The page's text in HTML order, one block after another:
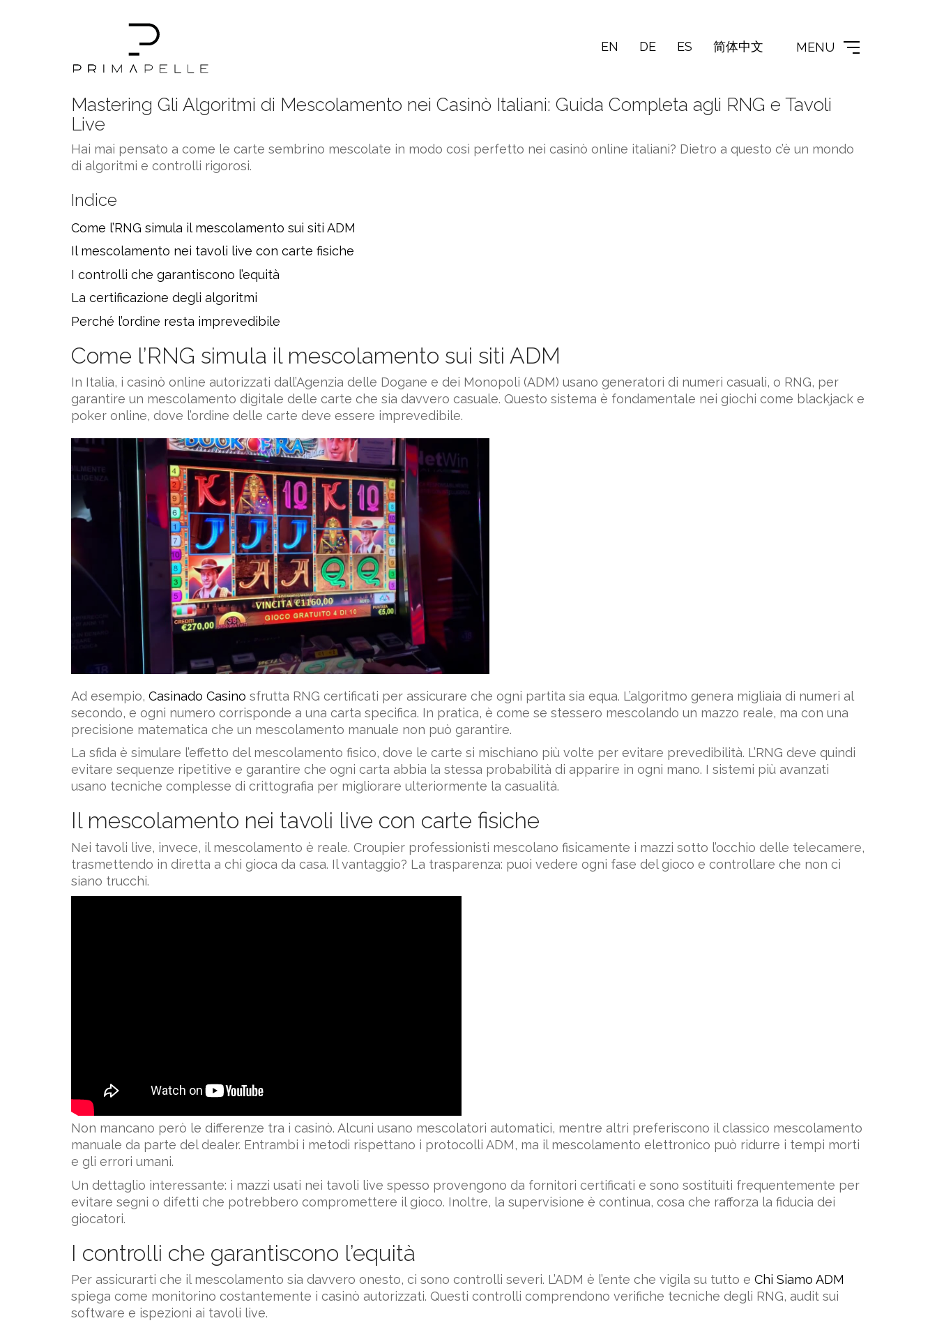
EN DE ES 简体中文 MENU
Mastering Gli Algoritmi di Mescolamento nei Casinò Italiani: Guida Completa agli RNG e Tavoli
Live
Hai mai pensato a come le carte sembrino mescolate in modo così perfetto nei casinò online italiani? Dietro a questo c’è un mondo
di algoritmi e controlli rigorosi.
Indice
Come l’RNG simula il mescolamento sui siti ADM
Il mescolamento nei tavoli live con carte fisiche
I controlli che garantiscono l’equità
La certificazione degli algoritmi
Perché l’ordine resta imprevedibile
Come l’RNG simula il mescolamento sui siti ADM
In Italia, i casinò online autorizzati dall’Agenzia delle Dogane e dei Monopoli (ADM) usano generatori di numeri casuali, o RNG, per
garantire un mescolamento digitale delle carte che sia davvero casuale. Questo sistema è fondamentale nei giochi come blackjack e
poker online, dove l’ordine delle carte deve essere imprevedibile.
Ad esempio, Casinado Casino sfrutta RNG certificati per assicurare che ogni partita sia equa. L’algoritmo genera migliaia di numeri al
secondo, e ogni numero corrisponde a una carta specifica. In pratica, è come se stessero mescolando un mazzo reale, ma con una
precisione matematica che un mescolamento manuale non può garantire.
La sfida è simulare l’effetto del mescolamento fisico, dove le carte si mischiano più volte per evitare prevedibilità. L’RNG deve quindi
evitare sequenze ripetitive e garantire che ogni carta abbia la stessa probabilità di apparire in ogni mano. I sistemi più avanzati
usano tecniche complesse di crittografia per migliorare ulteriormente la casualità.
Il mescolamento nei tavoli live con carte fisiche
Nei tavoli live, invece, il mescolamento è reale. Croupier professionisti mescolano fisicamente i mazzi sotto l’occhio delle telecamere,
trasmettendo in diretta a chi gioca da casa. Il vantaggio? La trasparenza: puoi vedere ogni fase del gioco e controllare che non ci
siano trucchi.
Non mancano però le differenze tra i casinò. Alcuni usano mescolatori automatici, mentre altri preferiscono il classico mescolamento
manuale da parte del dealer. Entrambi i metodi rispettano i protocolli ADM, ma il mescolamento elettronico può ridurre i tempi morti
e gli errori umani.
Un dettaglio interessante: i mazzi usati nei tavoli live spesso provengono da fornitori certificati e sono sostituiti frequentemente per
evitare segni o difetti che potrebbero compromettere il gioco. Inoltre, la supervisione è continua, cosa che rafforza la fiducia dei
giocatori.
I controlli che garantiscono l’equità
Per assicurarti che il mescolamento sia davvero onesto, ci sono controlli severi. L’ADM è l’ente che vigila su tutto e Chi Siamo ADM
spiega come monitorino costantemente i casinò autorizzati. Questi controlli comprendono verifiche tecniche degli RNG, audit sui
software e ispezioni ai tavoli live.